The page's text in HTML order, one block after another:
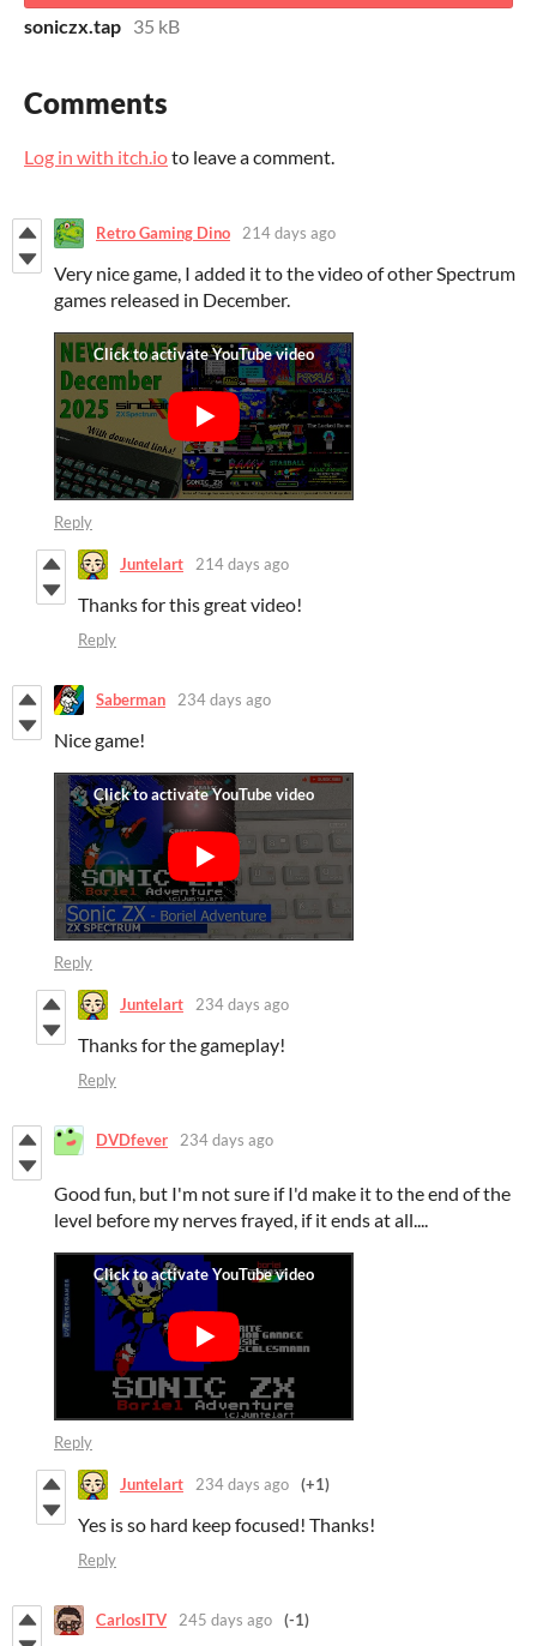
soniczx.tap 35 kB
Comments
Log in with itch.ioto leave a comment.
Retro Gaming Dino 214 days ago
Very nice game, I added it to the video of other Spectrum
games released in December.
Reply
Juntelart 214 days ago
Thanks for this great video!
Reply
Saberman 234 days ago
Nice game!
Reply
Juntelart 234 days ago
Thanks for the gameplay!
Reply
DVDfever 234 days ago
Good fun, but I'm not sure if I'd make it to the end of the
level before my nerves frayed, if it ends at all....
Reply
Juntelart 234 days ago (+1)
Yes is so hard keep focused! Thanks!
Reply
CarlosITV 245 days ago (-1)